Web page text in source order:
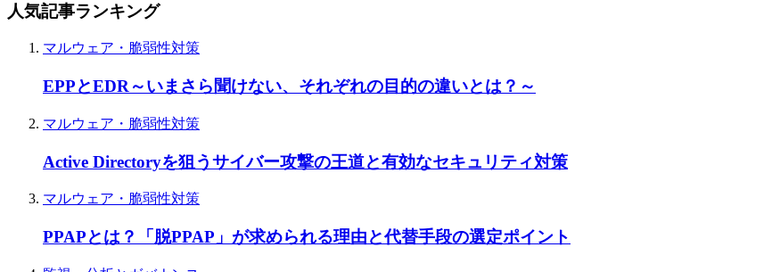
人気記事ランキング
マルウェア・脆弱性対策
EPPとEDR～いまさら聞けない、それぞれの目的の違いとは？～
マルウェア・脆弱性対策
Active Directoryを狙うサイバー攻撃の王道と有効なセキュリティ対策
マルウェア・脆弱性対策
PPAPとは？「脱PPAP」が求められる理由と代替手段の選定ポイント